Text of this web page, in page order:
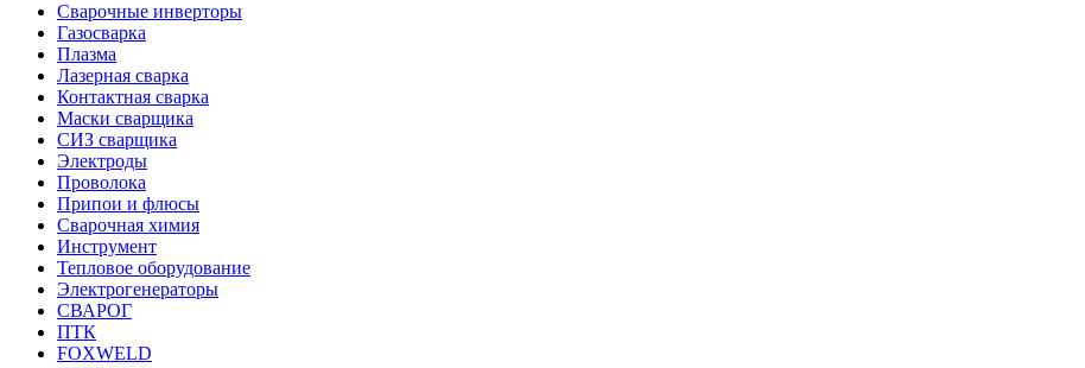
Сварочные инверторы
Газосварка
Плазма
Лазерная сварка
Контактная сварка
Маски сварщика
СИЗ сварщика
Электроды
Проволока
Припои и флюсы
Сварочная химия
Инструмент
Тепловое оборудование
Электрогенераторы
СВАРОГ
ПТК
FOXWELD